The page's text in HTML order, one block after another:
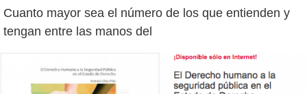
Cuanto mayor sea el número de los que entienden y